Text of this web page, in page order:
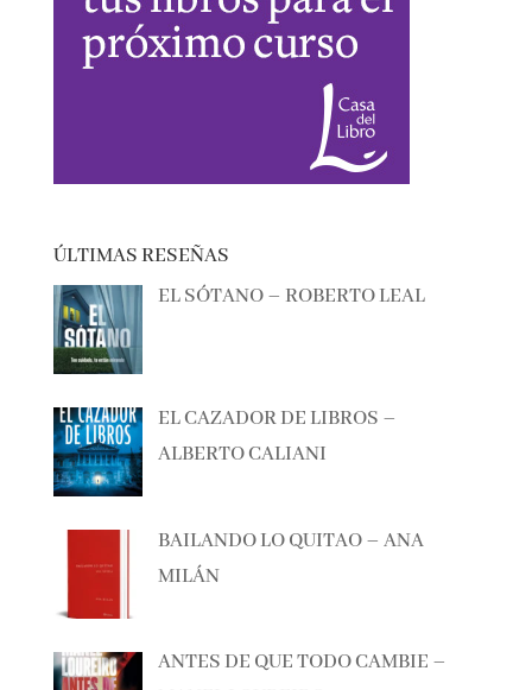
ÚLTIMAS RESEÑAS
EL SÓTANO – ROBERTO LEAL
EL CAZADOR DE LIBROS –
ALBERTO CALIANI
BAILANDO LO QUITAO – ANA
MILÁN
ANTES DE QUE TODO CAMBIE –